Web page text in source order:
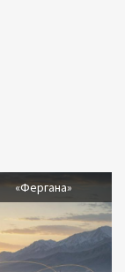
«Фергана»